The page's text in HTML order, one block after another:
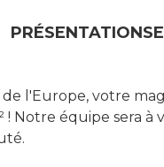
PRÉSENTATION
l'Europe, votre
Notre équipe sera